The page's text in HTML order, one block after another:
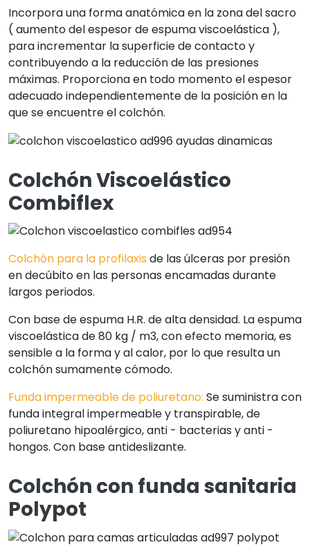
Incorpora una forma anatómica en la zona del sacro
( aumento del espesor de espuma viscoelástica ),
para incrementar la superficie de contacto y
contribuyendo a la reducción de las presiones
máximas. Proporciona en todo momento el espesor
adecuado independientemente de la posición en la
que se encuentre el colchón.
Colchón Viscoelástico
Combiflex
Colchón para la profilaxis de las úlceras por presión
en decúbito en las personas encamadas durante
largos periodos.
Con base de espuma H.R. de alta densidad. La espuma
viscoelástica de 80 kg / m3, con efecto memoria, es
sensible a la forma y al calor, por lo que resulta un
colchón sumamente cómodo.
Funda impermeable de poliuretano: Se suministra con
funda integral impermeable y transpirable, de
poliuretano hipoalérgico, anti - bacterias y anti -
hongos. Con base antideslizante.
Colchón con funda sanitaria
Polypot